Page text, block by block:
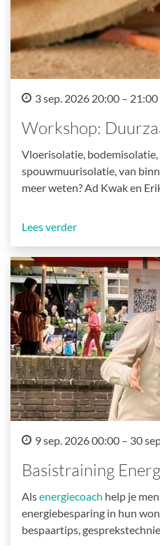
3 sep. 2026 20:00 – 21:00
Workshop:
Vloerisolatie,
spouwmuurisolatie, van
meer weten? Ad Kwak en
Lees verder
9 sep. 2026 00:00 – 30
Basistraining
Alsenergiecoach help je
energiebesparing in hun
bespaartips,